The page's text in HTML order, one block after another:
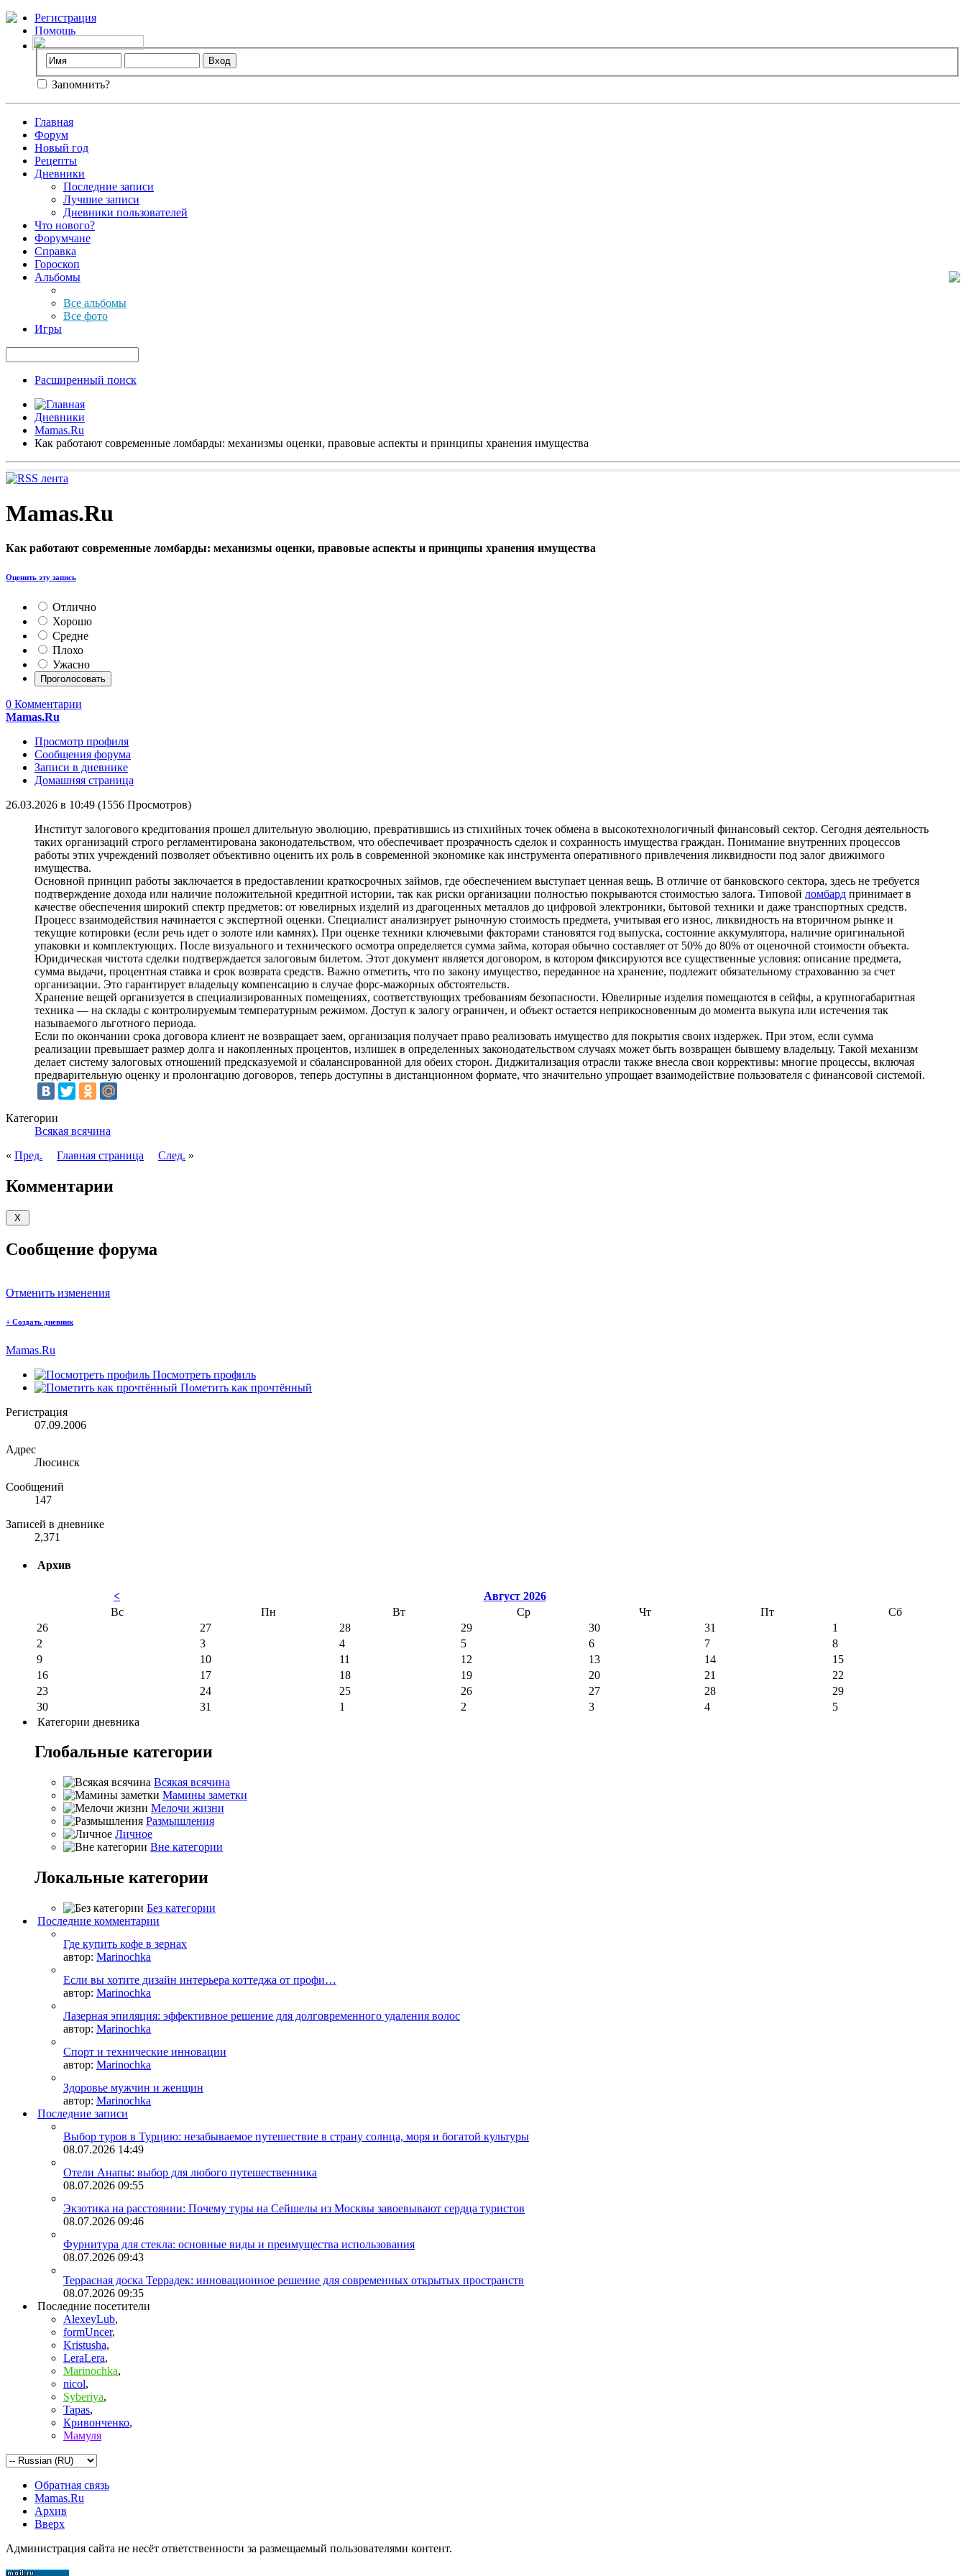
Регистрация
Помощь
Запомнить?
Главная
Форум
Новый год
Рецепты
Дневники
Последние записи
Лучшие записи
Дневники пользователей
Что нового?
Форумчане
Справка
Гороскоп
Альбомы
Все альбомы
Все фото
Игры
Расширенный поиск
Дневники
Mamas.Ru
Как работают современные ломбарды: механизмы оценки, правовые аспекты и принципы хранения имущества
Mamas.Ru
Как работают современные ломбарды: механизмы оценки, правовые аспекты и принципы хранения имущества
Оценить эту запись
Отлично
Хорошо
Средне
Плохо
Ужасно
0 Комментарии
Mamas.Ru
Просмотр профиля
Сообщения форума
Записи в дневнике
Домашняя страница
26.03.2026 в 10:49 (1556 Просмотров)
Институт залогового кредитования прошел длительную эволюцию, превратившись из стихийных точек обмена в высокотехнологичный финансовый сектор. Сегодня деятельность
таких организаций строго регламентирована законодательством, что обеспечивает прозрачность сделок и сохранность имущества граждан. Понимание внутренних процессов
работы этих учреждений позволяет объективно оценить их роль в современной экономике как инструмента оперативного привлечения ликвидности под залог движимого
имущества.
Основной принцип работы заключается в предоставлении краткосрочных займов, где обеспечением выступает ценная вещь. В отличие от банковского сектора, здесь не требуется
подтверждение дохода или наличие положительной кредитной истории, так как риски организации полностью покрываются стоимостью залога. Типовой ломбард принимает в
качестве обеспечения широкий спектр предметов: от ювелирных изделий из драгоценных металлов до цифровой электроники, бытовой техники и даже транспортных средств.
Процесс взаимодействия начинается с экспертной оценки. Специалист анализирует рыночную стоимость предмета, учитывая его износ, ликвидность на вторичном рынке и
текущие котировки (если речь идет о золоте или камнях). При оценке техники ключевыми факторами становятся год выпуска, состояние аккумулятора, наличие оригинальной
упаковки и комплектующих. После визуального и технического осмотра определяется сумма займа, которая обычно составляет от 50% до 80% от оценочной стоимости объекта.
Юридическая чистота сделки подтверждается залоговым билетом. Этот документ является договором, в котором фиксируются все существенные условия: описание предмета,
сумма выдачи, процентная ставка и срок возврата средств. Важно отметить, что по закону имущество, переданное на хранение, подлежит обязательному страхованию за счет
организации. Это гарантирует владельцу компенсацию в случае форс-мажорных обстоятельств.
Хранение вещей организуется в специализированных помещениях, соответствующих требованиям безопасности. Ювелирные изделия помещаются в сейфы, а крупногабаритная
техника — на склады с контролируемым температурным режимом. Доступ к залогу ограничен, и объект остается неприкосновенным до момента выкупа или истечения так
называемого льготного периода.
Если по окончании срока договора клиент не возвращает заем, организация получает право реализовать имущество для покрытия своих издержек. При этом, если сумма
реализации превышает размер долга и накопленных процентов, излишек в определенных законодательством случаях может быть возвращен бывшему владельцу. Такой механизм
делает систему залоговых отношений предсказуемой и сбалансированной для обеих сторон. Диджитализация отрасли также внесла свои коррективы: многие процессы, включая
предварительную оценку и пролонгацию договоров, теперь доступны в дистанционном формате, что значительно упрощает взаимодействие пользователя с финансовой системой.
Категории
Всякая всячина
« Пред. Главная страница След. »
Комментарии
Сообщение форума
Отменить изменения
+ Создать дневник
Mamas.Ru
Посмотреть профиль
Пометить как прочтённый
Регистрация
07.09.2006
Адрес
Люсинск
Сообщений
147
Записей в дневнике
2,371
Архив
<
Август 2026
Вс
Пн Вт Ср Чт Пт
Сб
26
27 28 29 30 31
1
2
3 4 5 6 7
8
9
10 11 12 13 14
15
16
17 18 19 20 21
22
23
24 25 26 27 28
29
30
31 1 2 3 4
5
Категории дневника
Глобальные категории
Всякая всячина
Мамины заметки
Мелочи жизни
Размышления
Личное
Вне категории
Локальные категории
Без категории
Последние комментарии
Где купить кофе в зернах
автор: Marinochka
Если вы хотите дизайн интерьера коттеджа от профи…
автор: Marinochka
Лазерная эпиляция: эффективное решение для долговременного удаления волос
автор: Marinochka
Спорт и технические инновации
автор: Marinochka
Здоровье мужчин и женщин
автор: Marinochka
Последние записи
Выбор туров в Турцию: незабываемое путешествие в страну солнца, моря и богатой культуры
08.07.2026 14:49
Отели Анапы: выбор для любого путешественника
08.07.2026 09:55
Экзотика на расстоянии: Почему туры на Сейшелы из Москвы завоевывают сердца туристов
08.07.2026 09:46
Фурнитура для стекла: основные виды и преимущества использования
08.07.2026 09:43
Террасная доска Террадек: инновационное решение для современных открытых пространств
08.07.2026 09:35
Последние посетители
AlexeyLub,
formUncer,
Kristusha,
LeraLera,
Marinochka,
nicol,
Syberiya,
Tapas,
Кривонченко,
Мамуля
Обратная связь
Mamas.Ru
Архив
Вверх
Администрация сайта не несёт ответственности за размещаемый пользователями контент.